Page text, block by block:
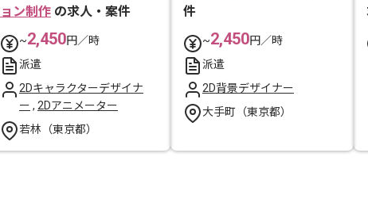
ョン制作 の求人・案件
~2,450円／時
派遣
2Dキャラクターデザイナ
ー , 2Dアニメーター
若林（東京都）
件
~2,450円／時
派遣
2D背景デザイナー
大手町（東京都）